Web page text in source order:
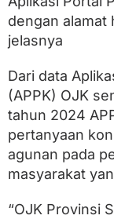
dengan alamat
jelasnya
Dari data
(APPK) OJK
tahun 2024
pertanyaan
agunan pada
masyarakat
“OJK Provinsi